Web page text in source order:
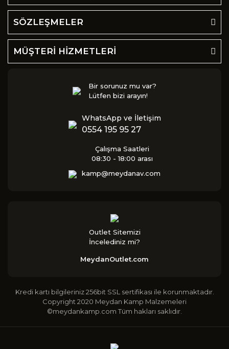
SÖZLEŞMELER
MÜŞTERİ HİZMETLERİ
Bir sorunuz mu var?
Lütfen bizi arayın!
WhatsApp ve İletişim
0554 195 95 27
Çalışma Saatleri
08:30 - 18:00 arası
kamp@meydanav.com
Outlet Sitemizi
İncelediniz mi?
MeydanOutlet.com
Kredi kartı bilgileriniz 256bit SSL sertifikası ile korunmaktadır.
Copyright 2020 Meydan Kamp Malzemeleri
©meydankamp.com Tüm hakları saklıdır.